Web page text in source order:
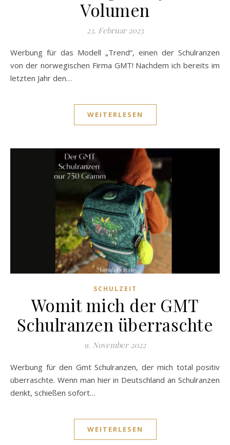
Volumen
23. Februar 2023
Werbung für das Modell „Trend“, einen der Schulranzen
von der norwegischen Firma GMT! Nachdem ich bereits im
letzten Jahr den…
WEITERLESEN
SCHULZEIT
Womit mich der GMT
Schulranzen überraschte
9. November 2022
Werbung für den Gmt Schulranzen, der mich total positiv
überraschte. Wenn man hier in Deutschland an Schulranzen
denkt, schießen sofort…
WEITERLESEN